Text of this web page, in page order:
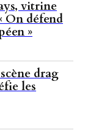
vitrine
On défend
»
drag
les